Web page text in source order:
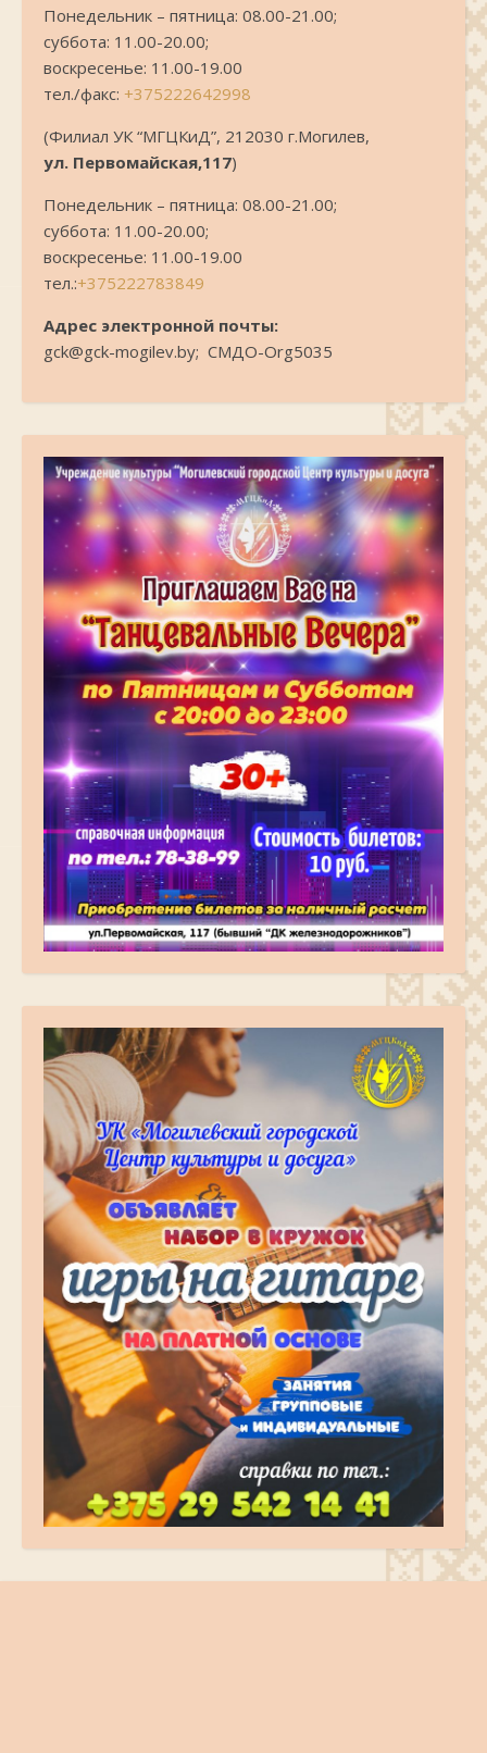
Понедельник – пятница: 08.00-21.00;
суббота: 11.00-20.00;
воскресенье: 11.00-19.00
тел./факс: +375222642998
(Филиал УК “МГЦКиД”, 212030 г.Могилев,
ул. Первомайская,117)
Понедельник – пятница: 08.00-21.00;
суббота: 11.00-20.00;
воскресенье: 11.00-19.00
тел.:+375222783849
Адрес электронной почты:
gck@gck-mogilev.by; СМДО-Org5035